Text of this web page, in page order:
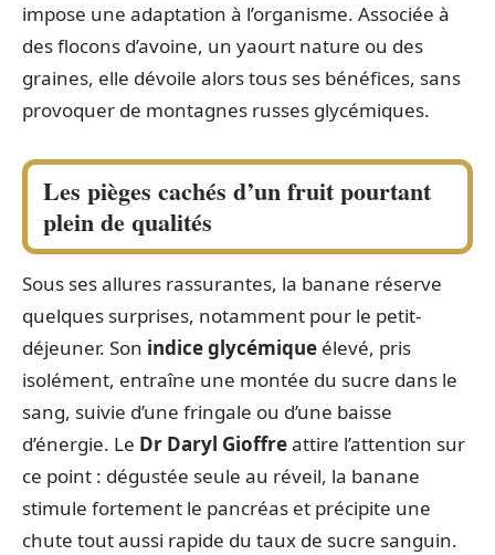
impose une adaptation à l’organisme. Associée à
des flocons d’avoine, un yaourt nature ou des
graines, elle dévoile alors tous ses bénéfices, sans
provoquer de montagnes russes glycémiques.
Les pièges cachés d’un fruit pourtant
plein de qualités
Sous ses allures rassurantes, la banane réserve
quelques surprises, notamment pour le petit-
déjeuner. Son indice glycémique élevé, pris
isolément, entraîne une montée du sucre dans le
sang, suivie d’une fringale ou d’une baisse
d’énergie. Le Dr Daryl Gioffreattire l’attention sur
ce point : dégustée seule au réveil, la banane
stimule fortement le pancréas et précipite une
chute tout aussi rapide du taux de sucre sanguin.